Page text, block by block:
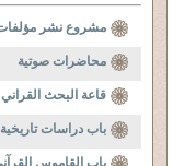
مشروع نشر
محاضرات صوتية
قاعة البحث القراني
باب دراسات تاريخية
باب القاموس